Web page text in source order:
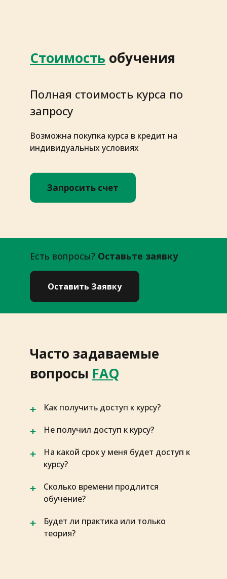
Стоимость обучения
Полная стоимость курса по
запросу
Возможна покупка курса в кредит на
индивидуальных условиях
Запросить счет
Есть вопросы? Оставьте заявку
Оставить Заявку
Часто задаваемые
вопросы FAQ
Как получить доступ к курсу?
Не получил доступ к курсу?
На какой срок у меня будет доступ к
курсу?
Сколько времени продлится
обучение?
Будет ли практика или только
теория?